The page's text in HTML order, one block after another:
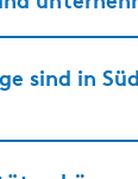
sind in